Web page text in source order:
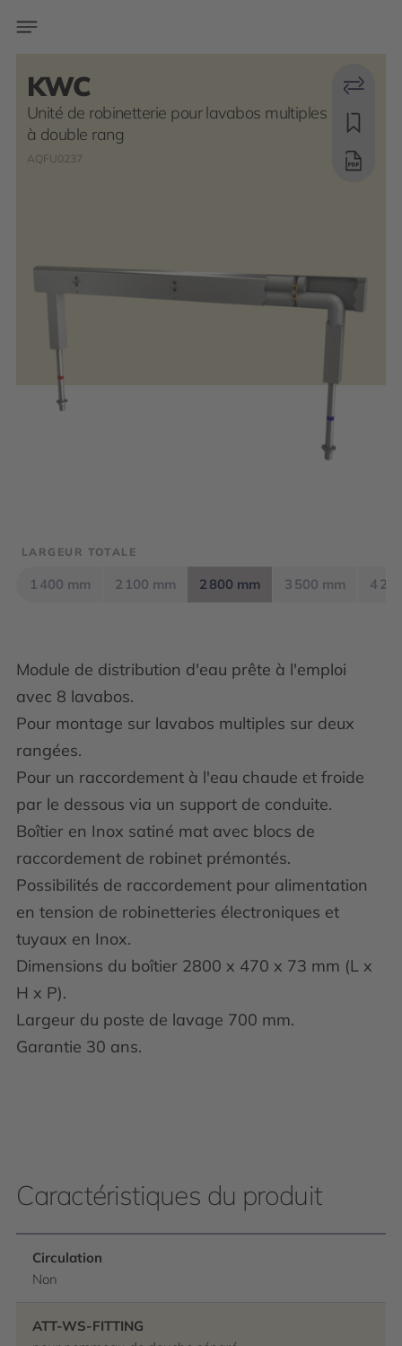
KWC
Unité de robinetterie pour lavabos multiples
à double rang
AQFU0237
Module de distribution d'eau prête à l'emploi
avec 8 lavabos.
Pour montage sur lavabos multiples sur deux
rangées.
Pour un raccordement à l'eau chaude et froide
par le dessous via un support de conduite.
Boîtier en Inox satiné mat avec blocs de
raccordement de robinet prémontés.
Possibilités de raccordement pour alimentation
en tension de robinetteries électroniques et
tuyaux en Inox.
Dimensions du boîtier 2800 x 470 x 73 mm (L x
H x P).
Largeur du poste de lavage 700 mm.
Garantie 30 ans.
LARGEUR TOTALE
1 400 mm 2 100 mm 2 800 mm 3 500 mm 4
Caractéristiques du produit
Circulation
Non
ATT-WS-FITTING